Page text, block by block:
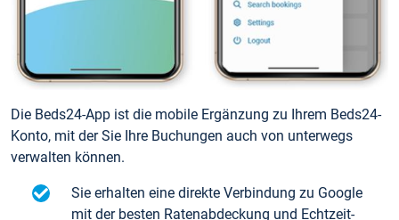
Die Beds24-App ist die mobile Ergänzung zu Ihrem Beds24-
Konto, mit der Sie Ihre Buchungen auch von unterwegs
verwalten können.
Sie erhalten eine direkte Verbindung zu Google
mit der besten Ratenabdeckung und Echtzeit-